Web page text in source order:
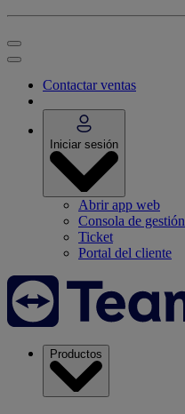
Contactar ventas
Iniciar sesión
Abrir app web
Consola de gestión
Ticket
Portal del cliente
Productos